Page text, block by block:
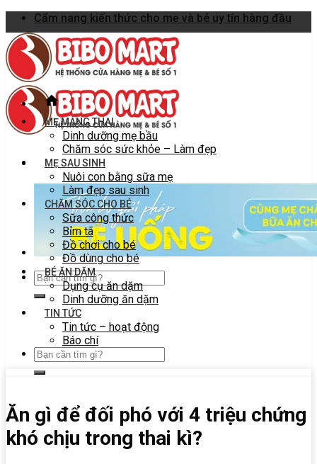
Skip
to
content
Cẩm nang kiến thức cho mẹ và bé uy tín hàng đầu
MẸ MANG THAI
Dinh dưỡng mẹ bầu
Chăm sóc sức khỏe – Làm đẹp
MẸ SAU SINH
Nuôi con bằng sữa mẹ
Làm đẹp sau sinh
CHĂM SÓC CHO BÉ
Sữa công thức
Bỉm tã
Đồ chơi cho bé
Đồ dùng cho bé
BÉ ĂN DẶM
Dụng cụ ăn dặm
Dinh dưỡng ăn dặm
TIN TỨC
Tin tức – hoạt động
Báo chí
Ăn gì để đối phó với 4 triệu chứng
khó chịu trong thai kì?